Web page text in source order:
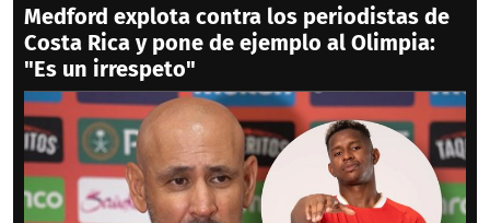
Medford explota contra los periodistas de
Costa Rica y pone de ejemplo al Olimpia:
"Es un irrespeto"